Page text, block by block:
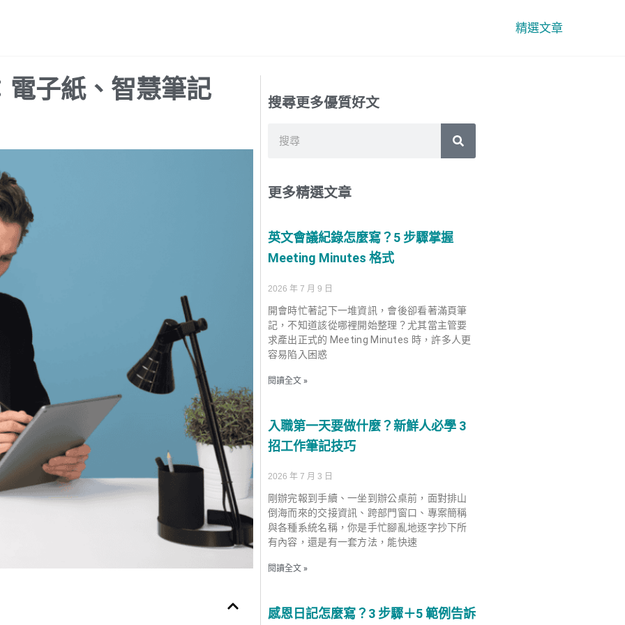
精選文章
子紙、智慧筆記 搜尋更多優質好文
更多精選文章
英文會議紀錄怎麼寫？5 步驟掌握
Meeting Minutes 格式
2026 年 7 月 9 日
開會時忙著記下一堆資訊，會後卻看著滿頁筆
記，不知道該從哪裡開始整理？尤其當主管要
求產出正式的 Meeting Minutes 時，許多人更
容易陷入困惑
閱讀全文 »
入職第一天要做什麼？新鮮人必學 3
招工作筆記技巧
2026 年 7 月 3 日
剛辦完報到手續、一坐到辦公桌前，面對排山
倒海而來的交接資訊、跨部門窗口、專案簡稱
與各種系統名稱，你是手忙腳亂地逐字抄下所
有內容，還是有一套方法，能快速
閱讀全文 »
感恩日記怎麼寫？3 步驟＋5 範例告訴